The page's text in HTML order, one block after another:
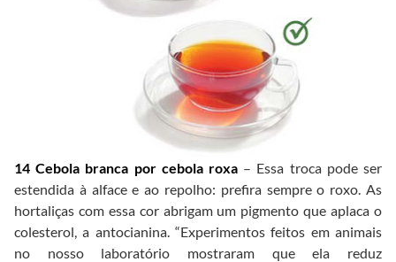
14 Cebola branca por cebola roxa – Essa troca pode ser
estendida à alface e ao repolho: prefira sempre o roxo. As
hortaliças com essa cor abrigam um pigmento que aplaca o
colesterol, a antocianina. “Experimentos feitos em animais
no nosso laboratório mostraram que ela reduz